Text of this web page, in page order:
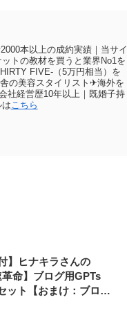
本以上の成約実績｜当サ
トの教材を買うと業界No1を
FIVE-（5万円相当）を
の美容スタイリスト✈海外を
社経営歴10年以上｜既婚子持
こちら
】ヒナキラさんの
命】ブログ用GPTs
ット【おまけ：ブログ